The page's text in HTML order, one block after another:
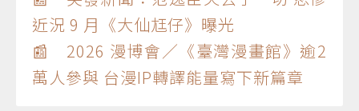
近況 9 月《大仙尪仔》曝光
📰 2026 漫博會／《臺灣漫畫館》逾2
萬人參與 台漫IP轉譯能量寫下新篇章